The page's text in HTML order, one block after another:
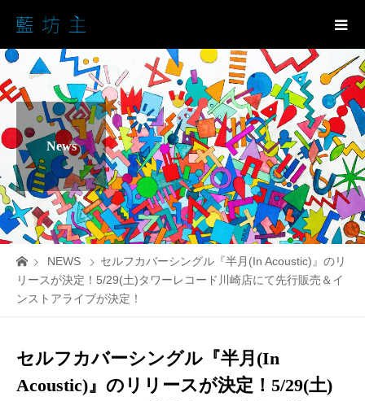
News
NEWS
セルフカバーシングル『半月(In Acoustic)』のリ
リースが決定！5/29(土)タワーレコード川崎店にて先行販売＆イ
ンストアライブが決定！
セルフカバーシングル『半月(In
Acoustic)』のリリースが決定！5/29(土)